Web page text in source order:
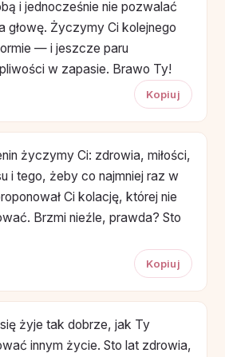
i jednocześnie nie pozwalać
głowę. Życzymy Ci kolejnego
— i jeszcze paru
w zapasie. Brawo Ty!
Kopiuj
życzymy Ci: zdrowia, miłości,
i tego, żeby co najmniej raz w
Ci kolację, której nie
Brzmi nieźle, prawda? Sto
Kopiuj
żyje tak dobrze, jak Ty
innym życie. Sto lat zdrowia,